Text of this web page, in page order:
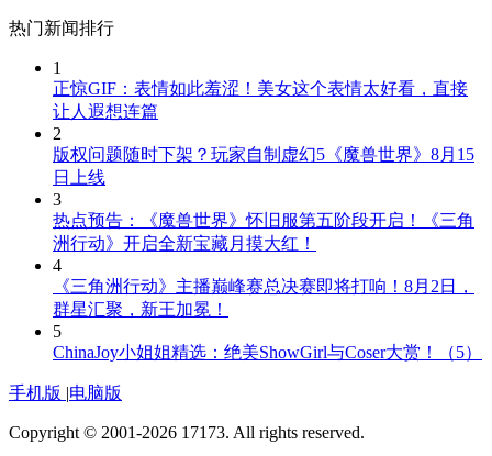
热门新闻排行
1
正惊GIF：表情如此羞涩！美女这个表情太好看，直接
让人遐想连篇
2
版权问题随时下架？玩家自制虚幻5《魔兽世界》8月15
日上线
3
热点预告：《魔兽世界》怀旧服第五阶段开启！《三角
洲行动》开启全新宝藏月摸大红！
4
《三角洲行动》主播巅峰赛总决赛即将打响！8月2日，
群星汇聚，新王加冕！
5
ChinaJoy小姐姐精选：绝美ShowGirl与Coser大赏！（5）
手机版 |电脑版
Copyright © 2001-2026 17173. All rights reserved.